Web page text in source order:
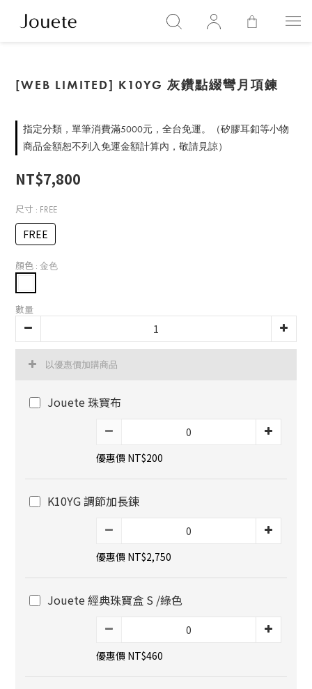
[WEB LIMITED] K10YG 灰鑽點綴彎月項鍊
指定分類，單筆消費滿5000元，全台免運。（矽膠耳釦等小物
商品金額恕不列入免運金額計算內，敬請見諒）
NT$7,800
尺寸 : FREE
FREE
顏色 : 金色
數量
以優惠價加購商品
Jouete 珠寶布
優惠價 NT$200
K10YG 調節加長鍊
優惠價 NT$2,750
Jouete 經典珠寶盒 S /綠色
優惠價 NT$460